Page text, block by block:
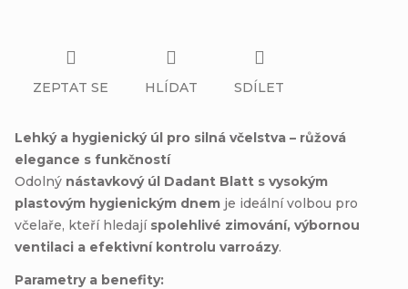
Lehký a hygienický úl pro silná včelstva – růžová
elegance s funkčností
Odolný nástavkový úl Dadant Blatt s vysokým
plastovým hygienickým dnem je ideální volbou pro
včelaře, kteří hledají spolehlivé zimování, výbornou
ventilaci a efektivní kontrolu varroázy.
Parametry a benefity:
ZEPTAT SE HLÍDAT SDÍLET